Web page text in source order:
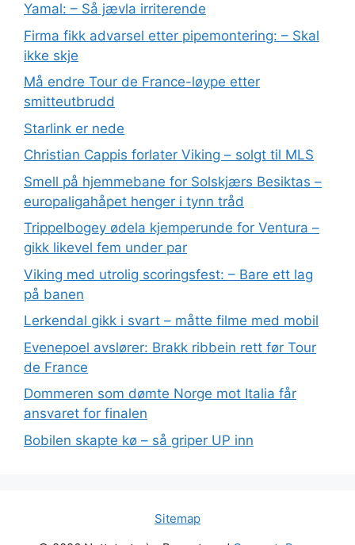
Yamal: – Så jævla irriterende
Firma fikk advarsel etter pipemontering: – Skal
ikke skje
Må endre Tour de France-løype etter
smitteutbrudd
Starlink er nede
Christian Cappis forlater Viking – solgt til MLS
Smell på hjemmebane for Solskjærs Besiktas –
europaligahåpet henger i tynn tråd
Trippelbogey ødela kjemperunde for Ventura –
gikk likevel fem under par
Viking med utrolig scoringsfest: – Bare ett lag
på banen
Lerkendal gikk i svart – måtte filme med mobil
Evenepoel avslører: Brakk ribbein rett før Tour
de France
Dommeren som dømte Norge mot Italia får
ansvaret for finalen
Bobilen skapte kø – så griper UP inn
Sitemap